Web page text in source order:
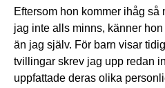
Eftersom hon kommer ihåg så
jag inte alls minns, känner
än jag själv. För barn visar
tvillingar skrev jag upp redan
uppfattade deras olika